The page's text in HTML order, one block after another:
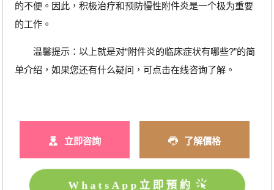
的不便。因此，积极治疗和预防慢性附件炎是一个极为重要
的工作。
温馨提示：以上就是对“附件炎的临床症状有哪些?”的简
单介绍，如果您还有什么疑问，可点击在线咨询了解。
立即咨詢 了解價格
WhatsApp立即預約